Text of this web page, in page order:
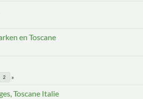
en Toscane
2
Toscane Italie